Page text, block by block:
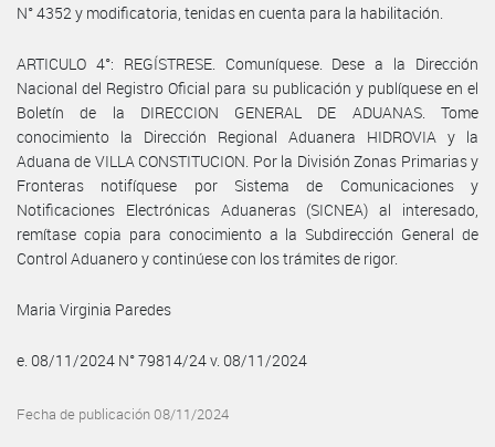
N° 4352 y modificatoria, tenidas en cuenta para la habilitación.
ARTICULO 4°: REGÍSTRESE. Comuníquese. Dese a la Dirección
Nacional del Registro Oficial para su publicación y publíquese en el
Boletín de la DIRECCION GENERAL DE ADUANAS. Tome
conocimiento la Dirección Regional Aduanera HIDROVIA y la
Aduana de VILLA CONSTITUCION. Por la División Zonas Primarias y
Fronteras notifíquese por Sistema de Comunicaciones y
Notificaciones Electrónicas Aduaneras (SICNEA) al interesado,
remítase copia para conocimiento a la Subdirección General de
Control Aduanero y continúese con los trámites de rigor.
Maria Virginia Paredes
e. 08/11/2024 N° 79814/24 v. 08/11/2024
Fecha de publicación 08/11/2024